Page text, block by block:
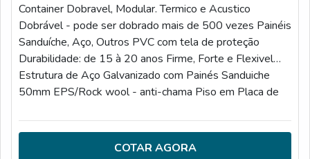
Container Dobravel, Modular. Termico e Acustico
Dobrável - pode ser dobrado mais de 500 vezes Painéis
Sanduíche, Aço, Outros PVC com tela de proteção
Durabilidade: de 15 à 20 anos Firme, Forte e Flexivel
Estrutura de Aço Galvanizado com Painés Sanduiche
50mm EPS/Rock wool - anti-chama Piso em Placa de
interruptores, e tomadas Banheiros 1*40HC até 14
módulos | (L)12032*(W)2352*(H)2698 Escala 9
COTAR AGORA